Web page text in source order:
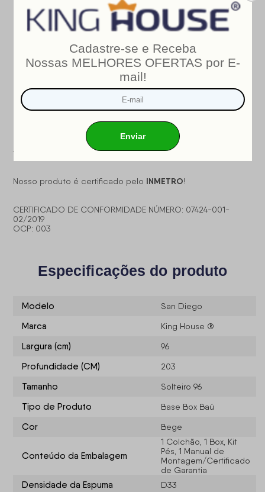
Informações Relevantes:
- É imprescindível ter ciência de que é possível que haja
de configurações de monitores/telas e lotes do fornecedor;
- Não nos responsabilizamos pelo transporte por escadas,
elevadores, guincho ou içamento deste produto, qualquer
despesa é de responsabilidade do cliente;
- Verifique as dimensões do produto, certificando-se de
que o mesmo possa ser transportado por portas, corredores
e elevadores;
- Não nos responsabilizamos pela instalação e montagem;
- Prestamos assistência somente por defeitos de
fabricação.
Nosso produto é certificado pelo INMETRO!
CERTIFICADO DE CONFORMIDADE NÚMERO: 07424-001-
02/2019
OCP: 003
Especificações do produto
Modelo San Diego
Marca King House ®
Largura (cm) 96
Profundidade (CM) 203
Tamanho Solteiro 96
Tipo de Produto Base Box Baú
Cor Bege
Conteúdo da Embalagem
1 Colchão, 1 Box, Kit
Pés, 1 Manual de
Montagem/Certificado
de Garantia
Densidade da Espuma D33